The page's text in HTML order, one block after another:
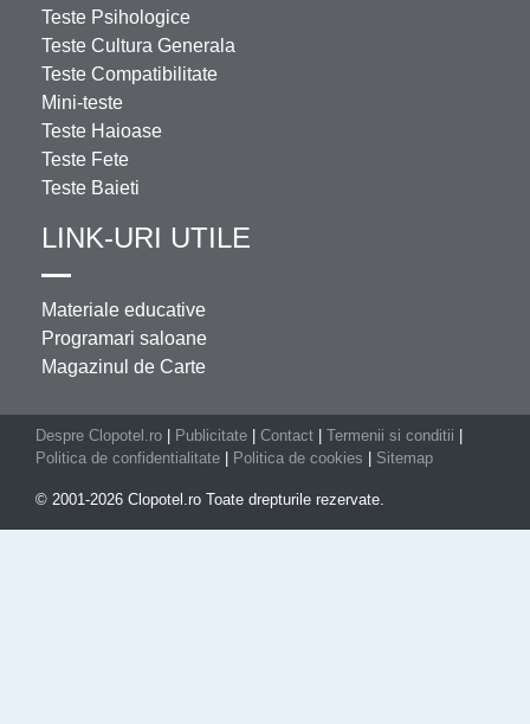
Teste Psihologice
Teste Cultura Generala
Teste Compatibilitate
Mini-teste
Teste Haioase
Teste Fete
Teste Baieti
LINK-URI UTILE
Materiale educative
Programari saloane
Magazinul de Carte
Despre Clopotel.ro Publicitate Contact Termenii si conditii
Politica de confidentialitate
Politica de cookies Sitemap
© 2001-2026 Clopotel.ro Toate drepturile rezervate.